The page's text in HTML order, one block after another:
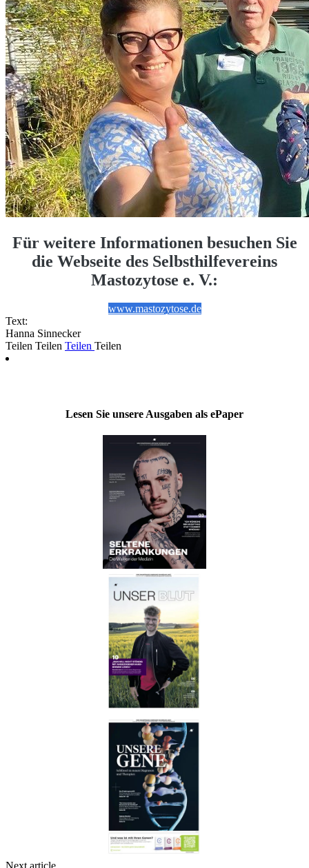
Für weitere Informationen besuchen Sie
die Webseite des Selbsthilfevereins
Mastozytose e. V.:
www.mastozytose.de
Text:
Hanna Sinnecker
Teilen Teilen Teilen Teilen
Lesen Sie unsere Ausgaben als ePaper
Next article